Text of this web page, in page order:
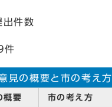
件数
見の概要と市の考え方
概要 市の考え方